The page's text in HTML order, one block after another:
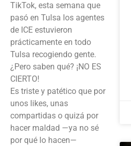
TikTok, esta semana que
pasó en Tulsa los agentes
de ICE estuvieron
prácticamente en todo
Tulsa recogiendo gente.
¿Pero saben qué? ¡NO ES
CIERTO!
Es triste y patético que por
unos likes, unas
compartidas o quizá por
hacer maldad —ya no sé
por qué lo hacen—